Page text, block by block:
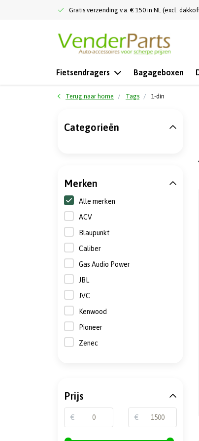
Gratis verzending v.a. € 150 in NL (excl.
Fietsendragers Bagageboxen
Terug naar home Tags 1-din
Categorieën
Merken
Alle merken
ACV
Blaupunkt
Caliber
Gas Audio Power
JBL
JVC
Kenwood
Pioneer
Zenec
Prijs
€ €